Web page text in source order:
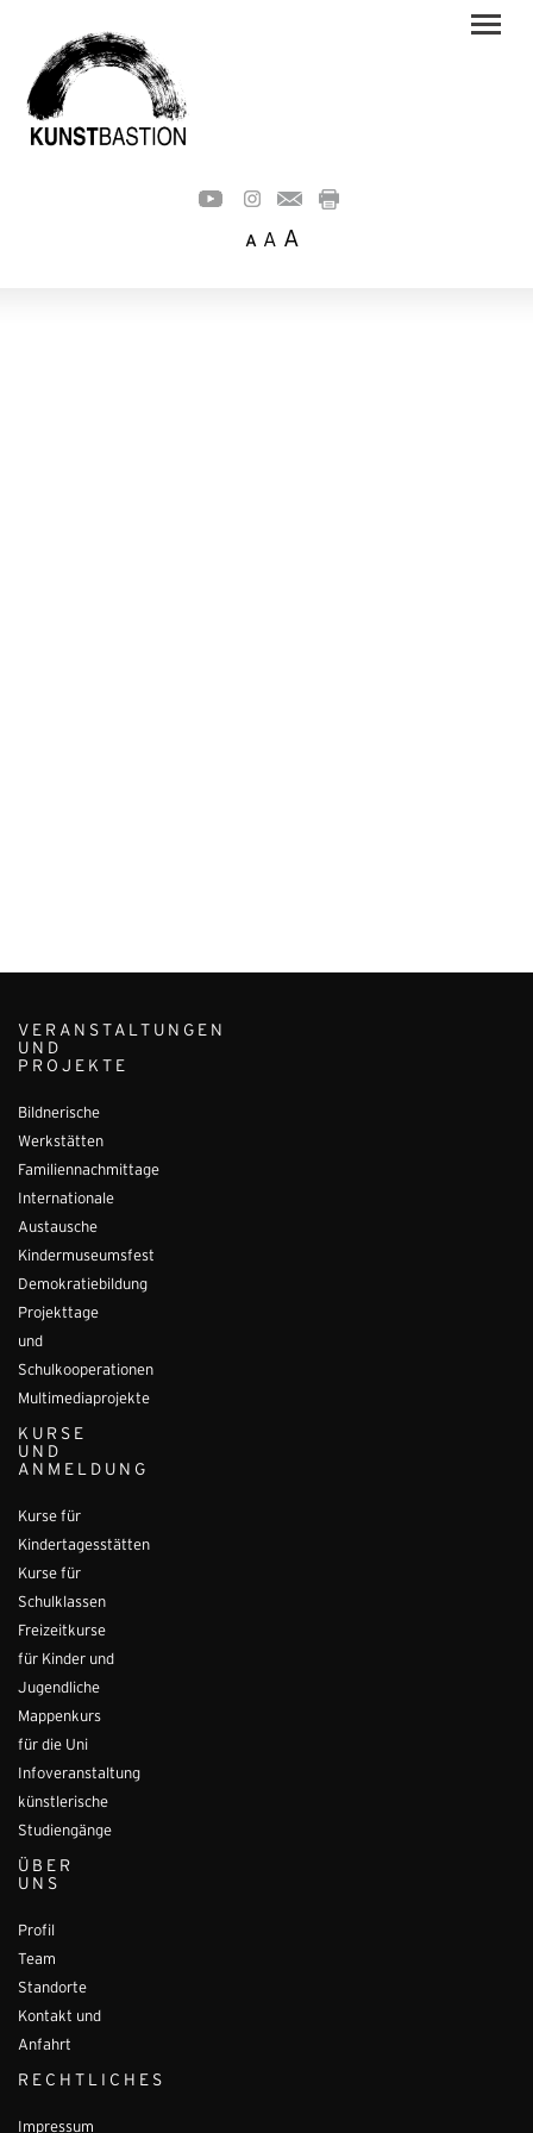
A A A
VERANSTALTUNGEN
UND
PROJEKTE
Bildnerische
Werkstätten
Familiennachmittage
Internationale
Austausche
Kindermuseumsfest
Demokratiebildung
Projekttage
und
Schulkooperationen
Multimediaprojekte
KURSE
UND
ANMELDUNG
Kurse für
Kindertagesstätten
Kurse für
Schulklassen
Freizeitkurse
für Kinder und
Jugendliche
Mappenkurs
für die Uni
Infoveranstaltung
künstlerische
Studiengänge
ÜBER
UNS
Profil
Team
Standorte
Kontakt und
Anfahrt
RECHTLICHES
Impressum